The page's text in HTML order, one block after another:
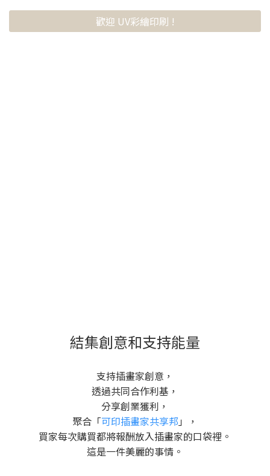
歡迎 UV彩繪印刷 !
結集創意和支持能量
支持插畫家創意，
透過共同合作利基，
分享創業獲利，
聚合「可印插畫家共享邦」，
買家每次購買都將報酬放入插畫家的口袋裡。
這是一件美麗的事情。